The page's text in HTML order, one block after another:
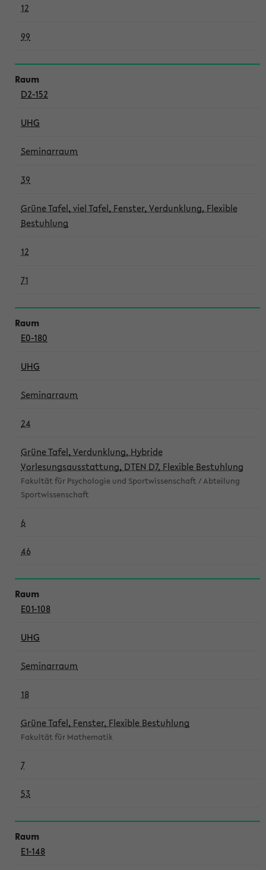
12
99
D2-152
UHG
Seminarraum
39
Grüne Tafel, viel Tafel, Fenster, Verdunklung, Flexible
Bestuhlung
12
71
E0-180
UHG
Seminarraum
24
Grüne Tafel, Verdunklung, Hybride
Vorlesungsausstattung, DTEN D7, Flexible Bestuhlung
Fakultät für Psychologie und Sportwissenschaft / Abteilung
Sportwissenschaft
6
46
E01-108
UHG
Seminarraum
18
Grüne Tafel, Fenster, Flexible Bestuhlung
Fakultät für Mathematik
7
53
E1-148